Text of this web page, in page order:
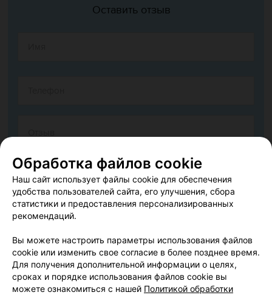
Оставить отзыв
Согласен опубликовать отзыв. Подробнее об
прав
Добавить отзыв
Обработка файлов cookie
Наш сайт использует файлы cookie для обеспечения
удобства пользователей сайта, его улучшения, сбора
статистики и предоставления персонализированных
рекомендаций.
Вы можете настроить параметры использования файлов
cookie или изменить свое согласие в более позднее время.
Для получения дополнительной информации о целях,
сроках и порядке использования файлов cookie вы
можете ознакомиться с нашей Политикой обработки